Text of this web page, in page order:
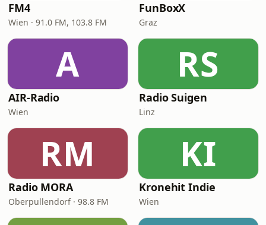
FM4
Wien · 91.0 FM, 103.8 FM
FunBoxX
Graz
A
AIR-Radio
Wien
RS
Radio Suigen
Linz
RM
Radio MORA
Oberpullendorf · 98.8 FM
KI
Kronehit Indie
Wien